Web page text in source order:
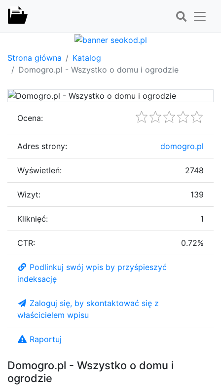
Strona główna
Katalog
Domogro.pl - Wszystko o domu i ogrodzie
Domogro.pl - Wszystko o domu i
ogrodzie
Ocena:
Adres strony: domogro.pl
Wyświetleń: 2748
Wizyt: 139
Kliknięć: 1
CTR: 0.72%
Podlinkuj swój wpis by przyśpieszyć
indeksację
Zaloguj się, by skontaktować się z
właścicielem wpisu
Raportuj